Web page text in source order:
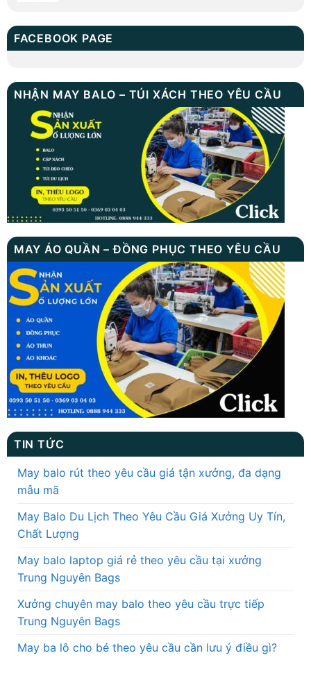
FACEBOOK PAGE
NHẬN MAY BALO – TÚI XÁCH THEO YÊU CẦU
MAY ÁO QUẦN – ĐỒNG PHỤC THEO YÊU CẦU
TIN TỨC
May balo rút theo yêu cầu giá tận xưởng, đa dạng
mẫu mã
May Balo Du Lịch Theo Yêu Cầu Giá Xưởng Uy Tín,
Chất Lượng
May balo laptop giá rẻ theo yêu cầu tại xưởng
Trung Nguyên Bags
Xưởng chuyên may balo theo yêu cầu trực tiếp
Trung Nguyên Bags
May ba lô cho bé theo yêu cầu cần lưu ý điều gì?